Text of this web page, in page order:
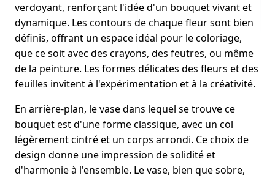
verdoyant, renforçant l'idée d'un bouquet vivant et
dynamique. Les contours de chaque fleur sont bien
définis, offrant un espace idéal pour le coloriage,
que ce soit avec des crayons, des feutres, ou même
de la peinture. Les formes délicates des fleurs et des
feuilles invitent à l'expérimentation et à la créativité.
En arrière-plan, le vase dans lequel se trouve ce
bouquet est d'une forme classique, avec un col
légèrement cintré et un corps arrondi. Ce choix de
design donne une impression de solidité et
d'harmonie à l'ensemble. Le vase, bien que sobre,